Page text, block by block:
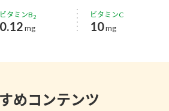
ビタミンB2
0.12 mg
ビタミンC
10mg
めコンテンツ